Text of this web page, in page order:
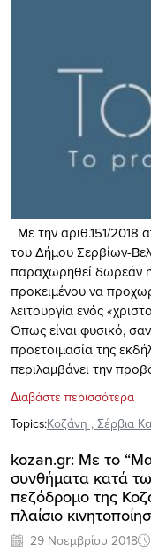
Με την αριθ.151/2018
του Δήμου Σερβίων-
παραχωρηθεί δωρεάν
προκειμένου να
λειτουργία ενός
Όπως είναι φυσικό,
προετοιμασία της
περιλαμβάνει την
Διαβάστε περισσότερα
Topics:Κοζάνη , Σέρβια
kozan.gr: Με το
συνθήματα κατά
πεζόδρομο της
πλαίσιο
29 Νοεμβρίου 2018